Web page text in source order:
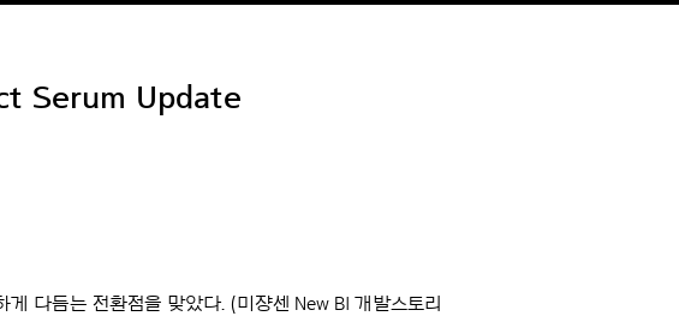
Serum Update
다듬는 전환점을 맞았다. (미쟝센 New BI 개발스토리